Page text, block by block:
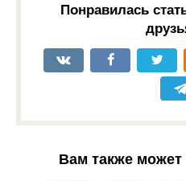
Понравилась
Вам также